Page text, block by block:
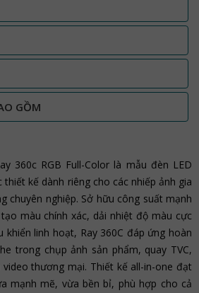
GỒM
360c RGB Full-Color là mẫu đèn LED
kế dành riêng cho các nhiếp ảnh gia
chuyên nghiệp. Sở hữu công suất mạnh
màu chính xác, dải nhiệt độ màu cực
khiển linh hoạt, Ray 360C đáp ứng hoàn
trong chụp ảnh sản phẩm, quay TVC,
thương mại. Thiết kế all-in-one đạt
mạnh mẽ, vừa bền bỉ, phù hợp cho cả